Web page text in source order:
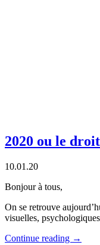
2020 ou le
10.01.20
Bonjour à tous,
On se retrouve
visuelles,
Continue reading →